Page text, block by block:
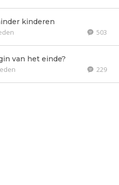
kinderen
503
van het einde?
229